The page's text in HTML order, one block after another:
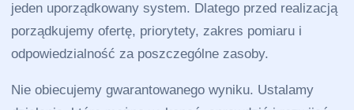
jeden uporządkowany system. Dlatego przed realizacją
porządkujemy ofertę, priorytety, zakres pomiaru i
odpowiedzialność za poszczególne zasoby.
Nie obiecujemy gwarantowanego wyniku. Ustalamy